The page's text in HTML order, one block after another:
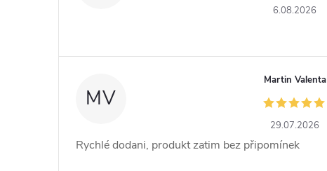
6.08.2026
MV
Martin Valenta
29.07.2026
Rychlé dodani, produkt zatim bez připomínek